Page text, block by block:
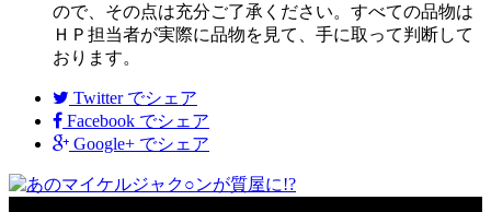
ので、その点は充分ご了承ください。すべての品物は
ＨＰ担当者が実際に品物を見て、手に取って判断して
おります。
Twitter でシェア
Facebook でシェア
Google+ でシェア